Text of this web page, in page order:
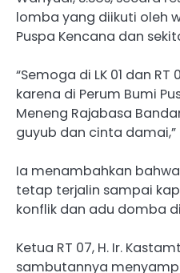
lomba yang diikuti oleh
Puspa Kencana dan
“Semoga di LK 01 dan
karena di Perum Bumi
Meneng Rajabasa
guyub dan cinta damai,”
Ia menambahkan
tetap terjalin sampai
konflik dan adu domba
Ketua RT 07, H. Ir.
sambutannya